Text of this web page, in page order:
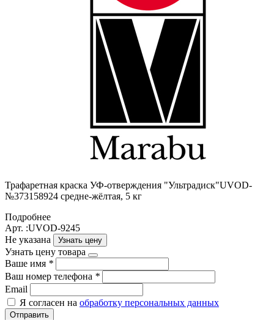
Трафаретная краска УФ-отверждения "Ультрадиск"UVOD-
№373158924 средне-жёлтая, 5 кг
Подробнее
Арт. :UVOD-9245
Не указана
Узнать цену
Узнать цену товара
Ваше имя *
Ваш номер телефона *
Email
Я согласен на обработку персональных данных
Отправить